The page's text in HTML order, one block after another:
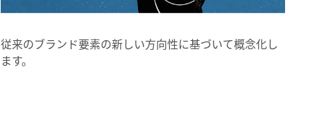
従来のブランド要素の新しい方向性に基づいて概念化し
ます。